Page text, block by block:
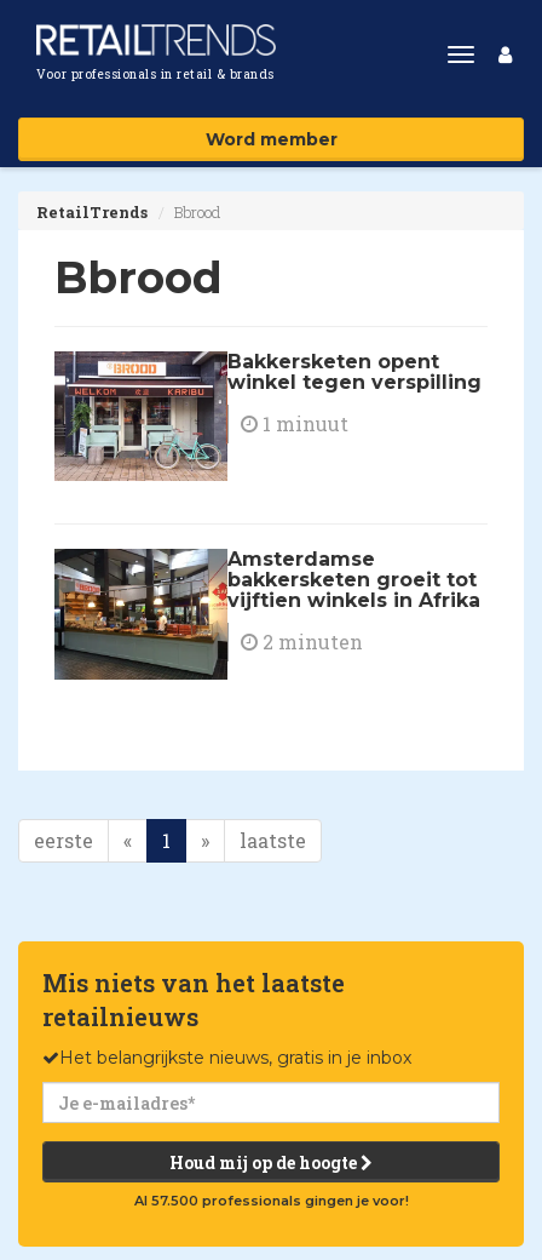
Voor professionals in retail & brands
Toggle
Word member
RetailTrends Bbrood
Bbrood
Bakkersketen opent
winkel tegen verspilling
1 minuut
Amsterdamse
bakkersketen groeit tot
vijftien winkels in Afrika
2 minuten
eerste « 1 » laatste
Mis niets van het laatste
retailnieuws
Het belangrijkste nieuws, gratis in je inbox
Houd mij op de hoogte
Al 57.500 professionals gingen je voor!